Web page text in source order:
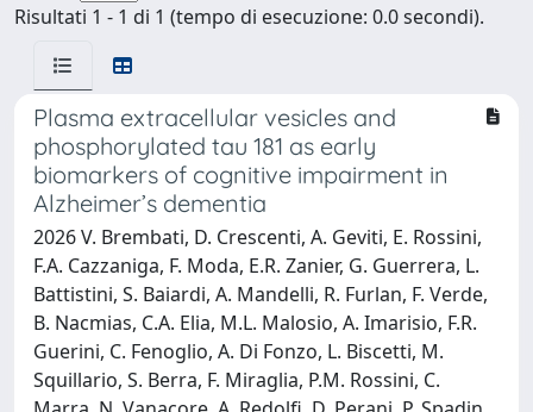
Risultati 1 - 1 di 1 (tempo di esecuzione: 0.0 secondi).
Plasma extracellular vesicles and
phosphorylated tau 181 as early
biomarkers of cognitive impairment in
Alzheimer’s dementia
2026 V. Brembati, D. Crescenti, A. Geviti, E. Rossini,
F.A. Cazzaniga, F. Moda, E.R. Zanier, G. Guerrera, L.
Battistini, S. Baiardi, A. Mandelli, R. Furlan, F. Verde,
B. Nacmias, C.A. Elia, M.L. Malosio, A. Imarisio, F.R.
Guerini, C. Fenoglio, A. Di Fonzo, L. Biscetti, M.
Squillario, S. Berra, F. Miraglia, P.M. Rossini, C.